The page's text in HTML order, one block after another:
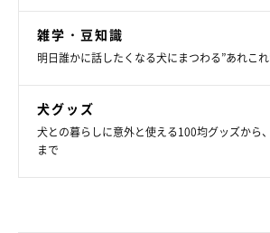
@damondemomopee
雑学・豆知識
明日誰かに話したくなる犬にまつわる”あれこ
犬グッズ
犬との暮らしに意外と使える100均グッズから
まで